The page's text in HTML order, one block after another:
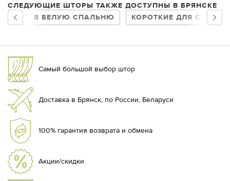
СЛЕДУЮЩИЕ ШТОРЫ ТАКЖЕ ДОСТУПНЫ В БРЯНСКЕ
В БЕЛУЮ СПАЛЬНЮ
КОРОТКИЕ ДЛЯ
Самый большой выбор штор
Доставка в Брянск, по России, Беларуси
100% гарантия возврата и обмена
Акции/скидки